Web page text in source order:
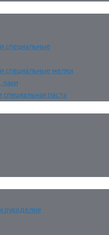
специальные
специальные мелки
лаки
паста
рукоделие